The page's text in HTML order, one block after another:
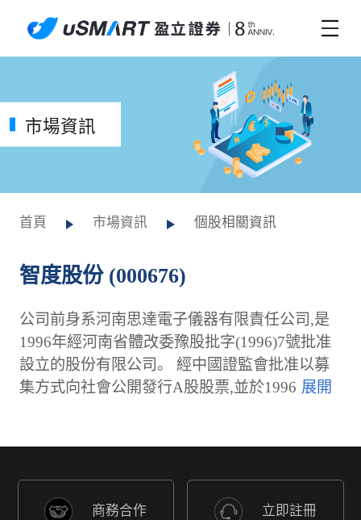
市場資訊
首頁 市場資訊 個股相關資訊
智度股份 (000676)
公司前身系河南思達電子儀器有限責任公司,是
1996年經河南省體改委豫股批字(1996)7號批准
設立的股份有限公司。 經中國證監會批准以募
集方式向社會公開發行A股股票,並於1996
商務合作 立即註冊